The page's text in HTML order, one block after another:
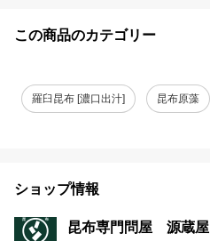
この商品のカテゴリー
羅臼昆布 [濃口出汁] 昆布原藻
ショップ情報
昆布専門問屋 源蔵屋